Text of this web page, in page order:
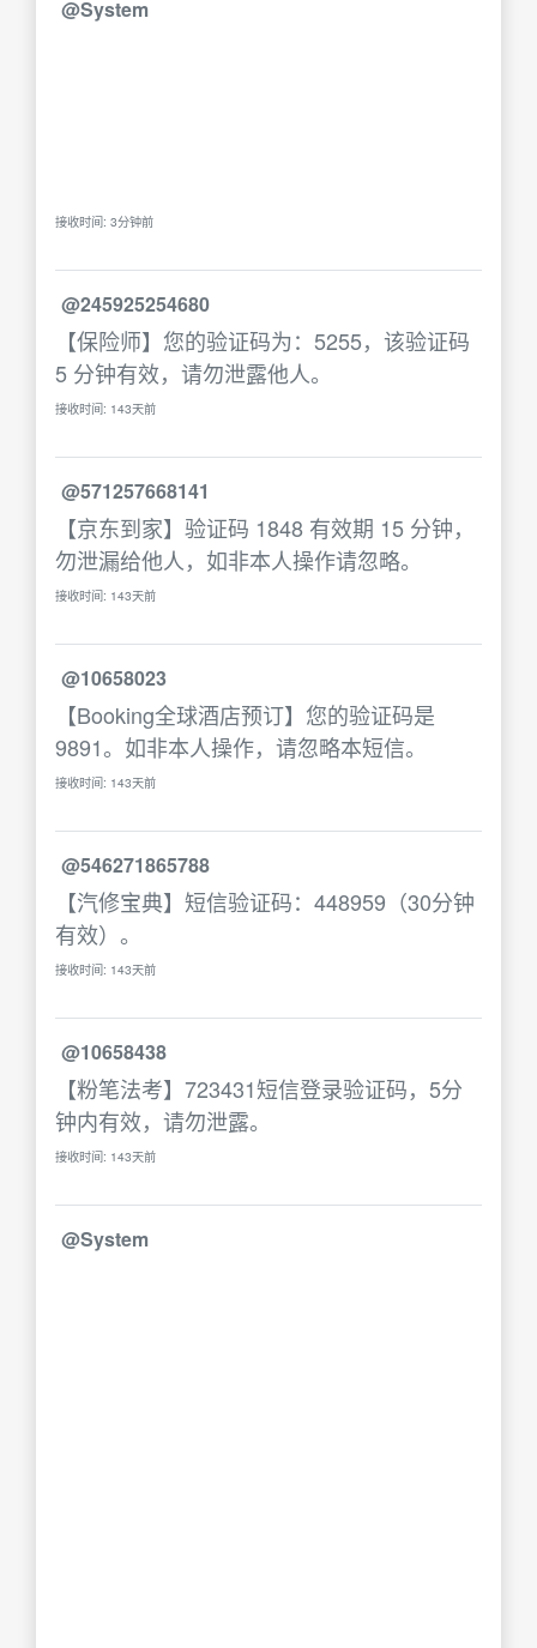
@System
接收时间: 3分钟前
@245925254680
【保险师】您的验证码为：5255，该验证码
5 分钟有效，请勿泄露他人。
接收时间: 143天前
@571257668141
【京东到家】验证码 1848 有效期 15 分钟，
勿泄漏给他人，如非本人操作请忽略。
接收时间: 143天前
@10658023
【Booking全球酒店预订】您的验证码是
9891。如非本人操作，请忽略本短信。
接收时间: 143天前
@546271865788
【汽修宝典】短信验证码：448959（30分钟
有效）。
接收时间: 143天前
@10658438
【粉笔法考】723431短信登录验证码，5分
钟内有效，请勿泄露。
接收时间: 143天前
@System